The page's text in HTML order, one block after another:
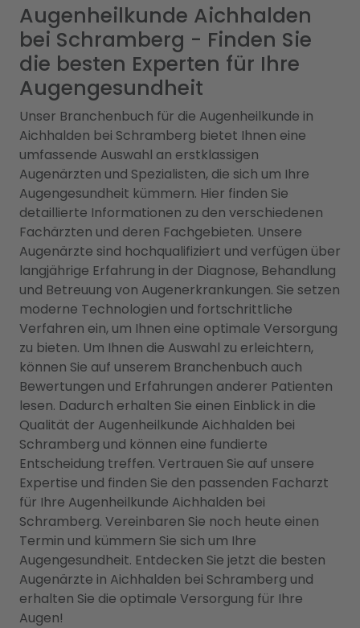
Augenheilkunde Aichhalden
bei Schramberg - Finden Sie
die besten Experten für Ihre
Augengesundheit
Unser Branchenbuch für die Augenheilkunde in
Aichhalden bei Schramberg bietet Ihnen eine
umfassende Auswahl an erstklassigen
Augenärzten und Spezialisten, die sich um Ihre
Augengesundheit kümmern. Hier finden Sie
detaillierte Informationen zu den verschiedenen
Fachärzten und deren Fachgebieten. Unsere
Augenärzte sind hochqualifiziert und verfügen über
langjährige Erfahrung in der Diagnose, Behandlung
und Betreuung von Augenerkrankungen. Sie setzen
moderne Technologien und fortschrittliche
Verfahren ein, um Ihnen eine optimale Versorgung
zu bieten. Um Ihnen die Auswahl zu erleichtern,
können Sie auf unserem Branchenbuch auch
Bewertungen und Erfahrungen anderer Patienten
lesen. Dadurch erhalten Sie einen Einblick in die
Qualität der Augenheilkunde Aichhalden bei
Schramberg und können eine fundierte
Entscheidung treffen. Vertrauen Sie auf unsere
Expertise und finden Sie den passenden Facharzt
für Ihre Augenheilkunde Aichhalden bei
Schramberg. Vereinbaren Sie noch heute einen
Termin und kümmern Sie sich um Ihre
Augengesundheit. Entdecken Sie jetzt die besten
Augenärzte in Aichhalden bei Schramberg und
erhalten Sie die optimale Versorgung für Ihre
Augen!